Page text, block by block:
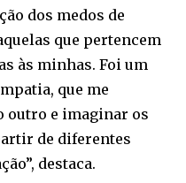
dos medos de
que pertencem
às minhas. Foi um
que me
outro e imaginar os
de diferentes
destaca.